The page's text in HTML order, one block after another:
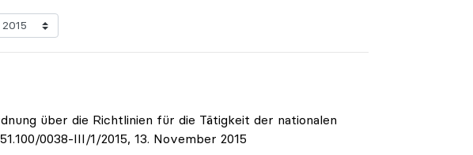
über die Richtlinien für die Tätigkeit der nationalen
0038-III/1/2015, 13. November 2015